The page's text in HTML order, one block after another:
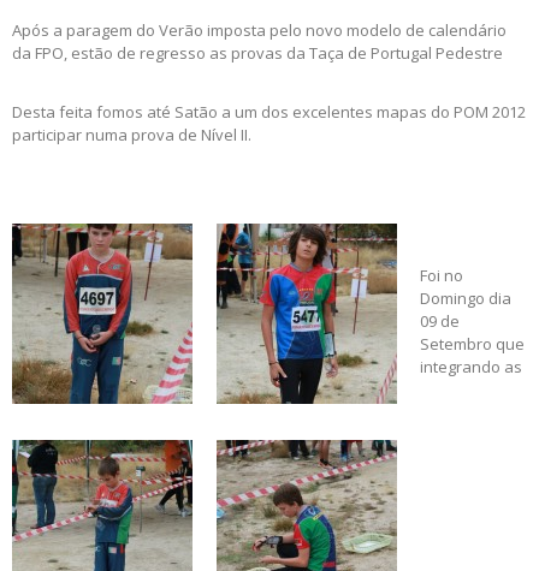
Após a paragem do Verão imposta pelo novo modelo de calendário
da FPO, estão de regresso as provas da Taça de Portugal Pedestre
Desta feita fomos até Satão a um dos excelentes mapas do POM 2012
participar numa prova de Nível II.
Foi no
Domingo dia
09 de
Setembro que
integrando as